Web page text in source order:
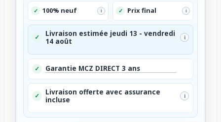
✓ 100% neuf i ✓ Prix final i
✓
Livraison estimée jeudi 13 - vendredi
14 août
i
✓ Garantie MCZ DIRECT 3 ans
✓
Livraison offerte avec assurance
incluse
i